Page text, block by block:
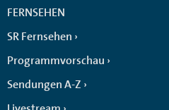
FERNSEHEN
SR Fernsehen
Programmvorschau
Sendungen A-Z